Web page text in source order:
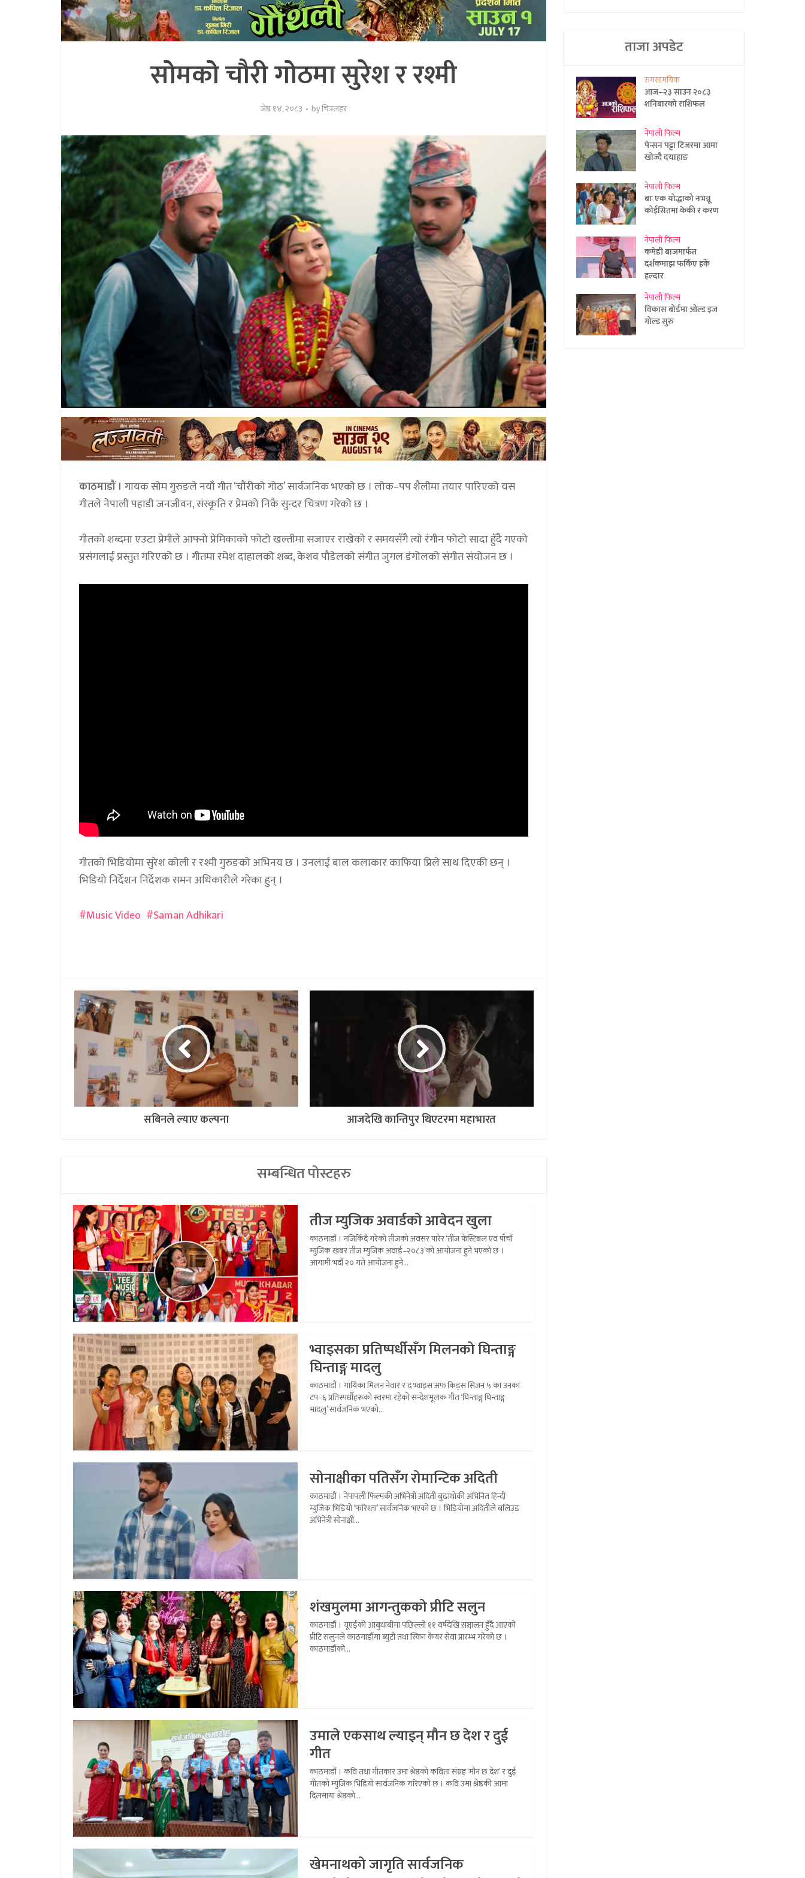
सोमको चौरी गोठमा सुरेश र रश्मी
जेष्ठ १४, २०८३ byचित्रलहर
काठमाडौं । गायक सोम गुरुङले नयाँ गीत ‘चौंरीको गोठ’ सार्वजनिक भएको छ । लोक–पप शैलीमा तयार पारिएको यस
गीतले नेपाली पहाडी जनजीवन, संस्कृति र प्रेमको निकै सुन्दर चित्रण गरेको छ ।
गीतको शब्दमा एउटा प्रेमीले आफ्नो प्रेमिकाको फोटो खल्तीमा सजाएर राखेको र समयसँगै त्यो रंगीन फोटो सादा हुँदै गएको
प्रसंगलाई प्रस्तुत गरिएको छ । गीतमा रमेश दाहालको शब्द, केशव पौडेलको संगीत जुगल डंगोलको संगीत संयोजन छ ।
गीतको भिडियोमा सुरेश कोली र रश्मी गुरुङको अभिनय छ । उनलाई बाल कलाकार काफिया प्रिले साथ दिएकी छन् ।
भिडियो निर्देशन निर्देशक समन अधिकारीले गरेका हुन् ।
Music Video
Saman Adhikari
सबिनले ल्याए कल्पना आजदेखि कान्तिपुर थिएटरमा महाभारत
सम्बन्धित पोस्टहरु
तीज म्युजिक अवार्डको आवेदन खुला
काठमाडौं । नजिकिँदै गरेको तीजको अवसर पारेर ‘तीज फेस्टिबल एवं पाँचौं
म्युजिक खबर तीज म्युजिक अवार्ड–२०८३’को आयोजना हुने भएको छ ।
आगामी भदौं २० गते आयोजना हुने...
भ्वाइसका प्रतिष्पर्धीसँग मिलनको घिन्ताङ्ग
घिन्ताङ्ग मादलु
काठमाडौं । गायिका मिलन नेवार र द भ्वाइस अफ किड्स सिजन ५ का उनका
टप–६ प्रतिस्पर्धीहरूको स्वरमा रहेको सन्देशमूलक गीत ‘घिन्ताङ्ग घिन्ताङ्ग
मादलु’ सार्वजनिक भएको...
सोनाक्षीका पतिसँग रोमान्टिक अदिती
काठमाडौं । नेपापली फिल्मकी अभिनेत्री अदिती बुढाथोकी अभिनित हिन्दी
म्युजिक भिडियो ‘फरिश्ता’ सार्वजनिक भएको छ । भिडियोमा अदितीले बलिउड
अभिनेत्री सोनाक्षी...
शंखमुलमा आगन्तुकको प्रीटि सलुन
काठमाडौं । यूएईको आबुधाबीमा पछिल्लो ११ वर्षदेखि सञ्चालन हुँदै आएको
प्रीटि सलुनले काठमाडौंमा ब्युटी तथा स्किन केयर सेवा प्रारम्भ गरेको छ ।
काठमाडौंको...
उमाले एकसाथ ल्याइन् मौन छ देश र दुई
गीत
काठमाडौं । कवि तथा गीतकार उमा श्रेष्ठको कविता संग्रह ‘मौन छ देश’ र दुई
गीतको म्युजिक भिडियो सार्वजनिक गरिएको छ । कवि उमा श्रेष्ठकी आमा
दिलमाया श्रेष्ठको...
खेमनाथको जागृति सार्वजनिक
ताजा अपडेट
समसामयिक
आज–२३ साउन २०८३
शनिबारको राशिफल
नेपाली फिल्म
पेन्सन पट्टा टिजरमा आमा
खोज्दै दयाहाङ
नेपाली फिल्म
बाः एक योद्धाको नभन्नू
कोईसितमा केकी र करण
नेपाली फिल्म
कमेडी बाजमार्फत
दर्शकमाझ फर्किए हर्के
हल्दार
नेपाली फिल्म
विकास बोर्डमा ओल्ड इज
गोल्ड सुरु